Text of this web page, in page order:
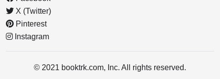
X (Twitter)
Pinterest
Instagram
© 2021 booktrk.com, Inc. All rights reserved.